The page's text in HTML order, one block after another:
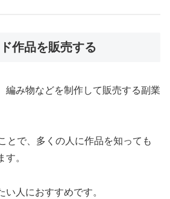
作品を販売する
編み物などを制作して販売する副業
とで、多くの人に作品を知っても
す。
人におすすめです。